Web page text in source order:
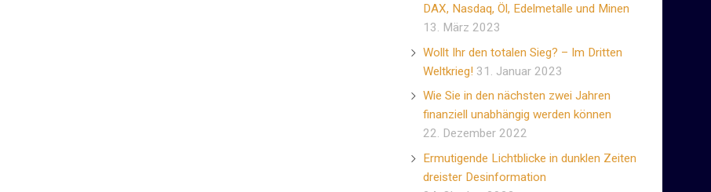
DAX, Nasdaq, Öl, Edelmetalle und Minen
13. März 2023
Wollt Ihr den totalen Sieg? – Im Dritten
Weltkrieg! 31. Januar 2023
Wie Sie in den nächsten zwei Jahren
finanziell unabhängig werden können
22. Dezember 2022
Ermutigende Lichtblicke in dunklen Zeiten
dreister Desinformation